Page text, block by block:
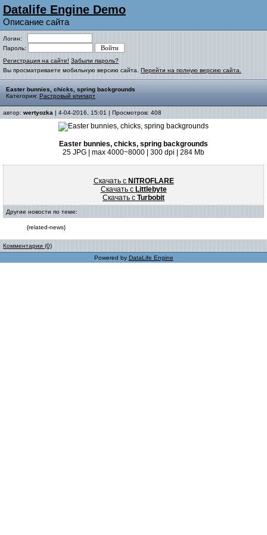
Datalife Engine Demo
Описание сайта
Логин:
Пароль:
Регистрация на сайте! Забыли пароль?
Вы просматриваете мобильную версию сайта. Перейти на полную версию сайта.
Easter bunnies, chicks, spring backgrounds
Категория: Растровый клипарт
автор: wertyozka | 4-04-2016, 15:01 | Просмотров: 408
Easter bunnies, chicks, spring backgrounds
25 JPG | max 4000~8000 | 300 dpi | 284 Mb
Скачать с NITROFLARE
Скачать с Littlebyte
Скачать с Turbobit
Другие новости по теме:
{related-news}
Комментарии (0)
Powered by DataLife Engine